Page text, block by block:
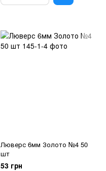
Люверс 6мм Золото №4 50
шт
53 грн